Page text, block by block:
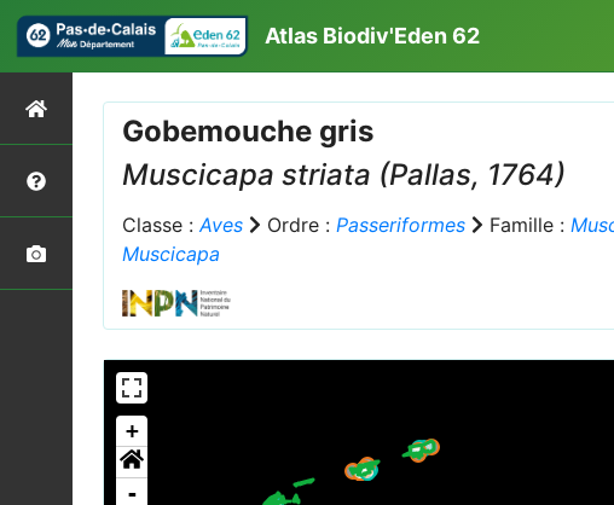
Atlas Biodiv'Eden 62
Gobemouche gris
Muscicapa striata (Pallas, 1764)
Classe :Aves Ordre : Passeriformes Famille :
Muscicapa
+
-